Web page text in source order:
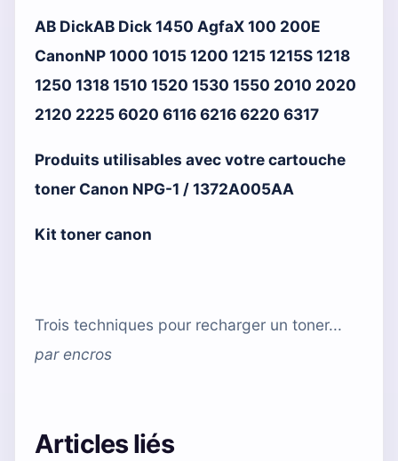
AB DickAB Dick 1450 AgfaX 100 200E
CanonNP 1000 1015 1200 1215 1215S 1218
1250 1318 1510 1520 1530 1550 2010 2020
2120 2225 6020 6116 6216 6220 6317
Produits utilisables avec votre cartouche
toner Canon NPG-1 / 1372A005AA
Kit toner canon
Trois techniques pour recharger un toner...
parencros
Articles liés